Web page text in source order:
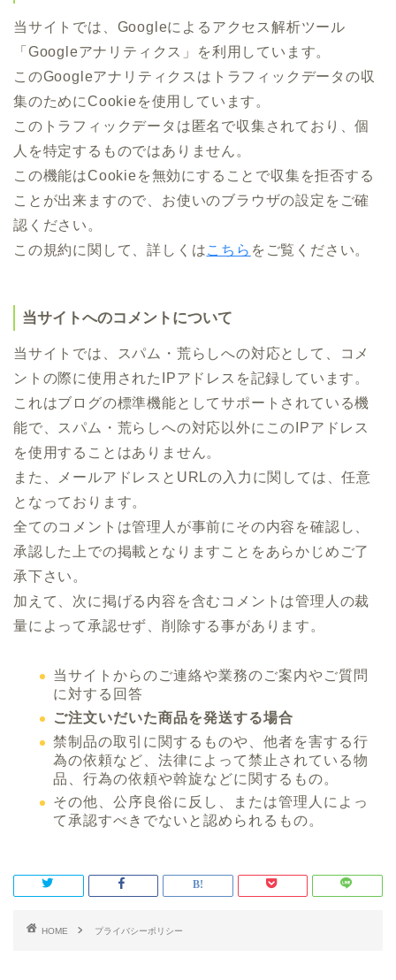
当サイトでは、Googleによるアクセス解析ツール
「Googleアナリティクス」を利用しています。
このGoogleアナリティクスはトラフィックデータの収
集のためにCookieを使用しています。
このトラフィックデータは匿名で収集されており、個
人を特定するものではありません。
この機能はCookieを無効にすることで収集を拒否する
ことが出来ますので、お使いのブラウザの設定をご確
認ください。
この規約に関して、詳しくはこちら をご覧ください。
当サイトへのコメントについて
当サイトでは、スパム・荒らしへの対応として、コメ
ントの際に使用されたIPアドレスを記録しています。
これはブログの標準機能としてサポートされている機
能で、スパム・荒らしへの対応以外にこのIPアドレス
を使用することはありません。
また、メールアドレスとURLの入力に関しては、任意
となっております。
全てのコメントは管理人が事前にその内容を確認し、
承認した上での掲載となりますことをあらかじめご了
承下さい。
加えて、次に掲げる内容を含むコメントは管理人の裁
量によって承認せず、削除する事があります。
当サイトからのご連絡や業務のご案内やご質問
に対する回答
ご注文いだいた商品を発送する場合
禁制品の取引に関するものや、他者を害する行
為の依頼など、法律によって禁止されている物
品、行為の依頼や斡旋などに関するもの。
その他、公序良俗に反し、または管理人によっ
て承認すべきでないと認められるもの。
HOME プライバシーポリシー